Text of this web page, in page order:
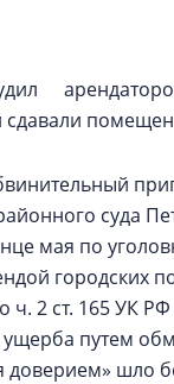
сдавали
суда
мая по
городских
ч. 2 ст. 165 УК
путем
доверием» шло